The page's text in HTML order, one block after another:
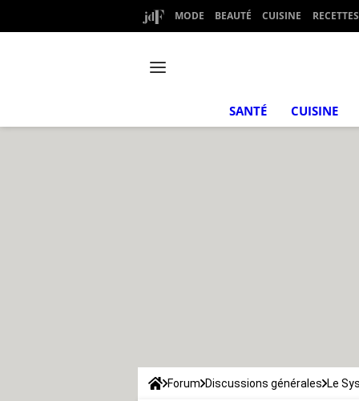
MODE BEAUTÉ CUISINE RECETTES
SANTÉ CUISINE
Forum Discussions générales Le